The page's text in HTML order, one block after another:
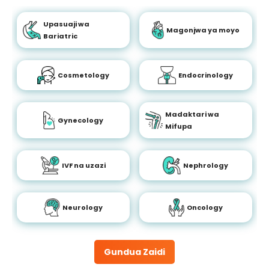
Gundua Zaidi
Upasuaji wa
Bariatric
Magonjwa ya moyo
Cosmetology Endocrinology
Gynecology
Madaktari wa
Mifupa
IVF na uzazi Nephrology
Neurology Oncology